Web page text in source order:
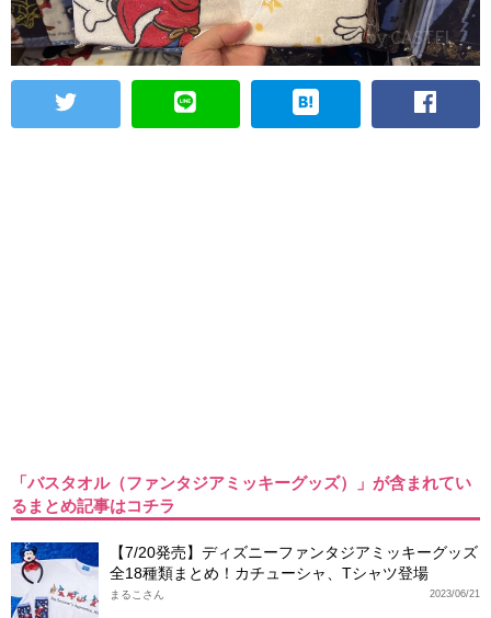
「バスタオル（ファンタジアミッキーグッズ）」が含まれてい
るまとめ記事はコチラ
【7/20発売】ディズニーファンタジアミッキーグッズ
全18種類まとめ！カチューシャ、Tシャツ登場
2023/06/21
まるこさん